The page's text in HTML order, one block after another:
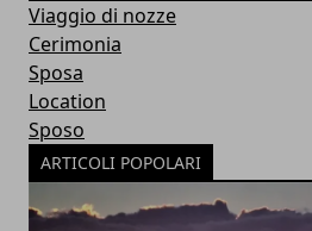
Viaggio di nozze
Cerimonia
Sposa
Location
Sposo
ARTICOLI POPOLARI